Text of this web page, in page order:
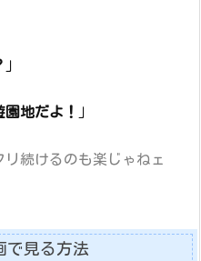
」
地だよ！ 」
続けるのも楽じゃねェ
で見る方法